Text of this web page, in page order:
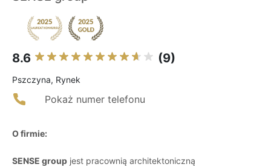
8.6 (9)
Pszczyna, Rynek
Pokaż numer telefonu
O firmie:
SENSE group jest pracownią architektoniczną